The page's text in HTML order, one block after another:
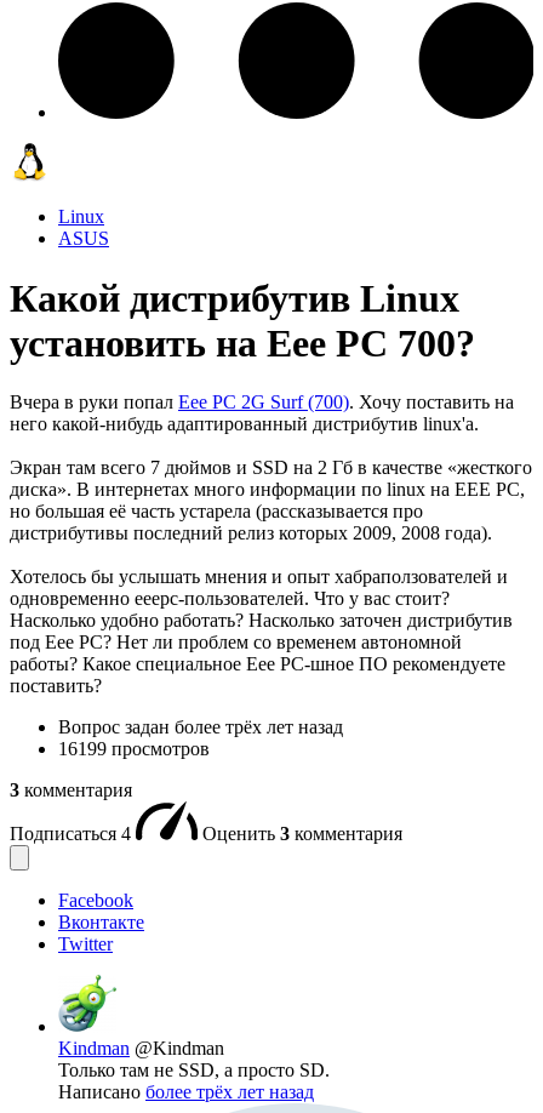
Linux
ASUS
Какой дистрибутив Linux
установить на Eee PC 700?
Вчера в руки попал Eee PC 2G Surf (700). Хочу поставить на
него какой-нибудь адаптированный дистрибутив linux'а.
Экран там всего 7 дюймов и SSD на 2 Гб в качестве «жесткого
диска». В интернетах много информации по linux на EEE PC,
но большая её часть устарела (рассказывается про
дистрибутивы последний релиз которых 2009, 2008 года).
Хотелось бы услышать мнения и опыт хабраползователей и
одновременно eeepc-пользователей. Что у вас стоит?
Насколько удобно работать? Насколько заточен дистрибутив
под Eee PC? Нет ли проблем со временем автономной
работы? Какое специальное Eee PC-шное ПО рекомендуете
поставить?
Вопрос задан более трёх лет назад
16199 просмотров
3 комментария
Подписаться 4 Оценить 3 комментария
Facebook
Вконтакте
Twitter
Kindman @Kindman
Только там не SSD, а просто SD.
Написано более трёх лет назад